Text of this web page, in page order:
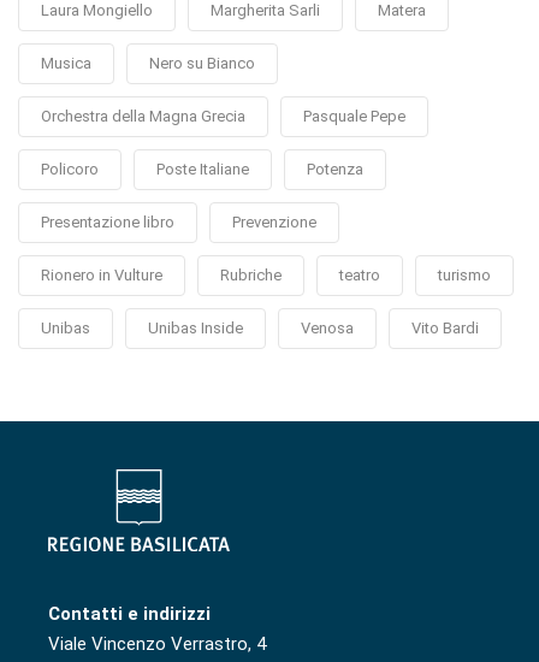
Laura Mongiello Margherita Sarli Matera
Musica Nero su Bianco
Orchestra della Magna Grecia Pasquale Pepe
Policoro Poste Italiane Potenza
Presentazione libro Prevenzione
Rionero in Vulture Rubriche teatro turismo
Unibas Unibas Inside Venosa Vito Bardi
Contatti e indirizzi
Viale Vincenzo Verrastro, 4